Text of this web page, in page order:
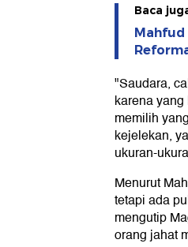
Baca
"Saudara,
karena
memilih
kejelekan,
ukuran-
Menurut
tetapi ada
mengutip
orang jahat